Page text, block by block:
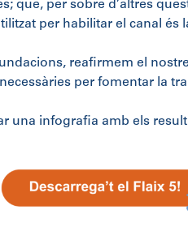
que, per sobre d’altres
per habilitar el canal és
reafirmem el
per fomentar la
una infografia amb els